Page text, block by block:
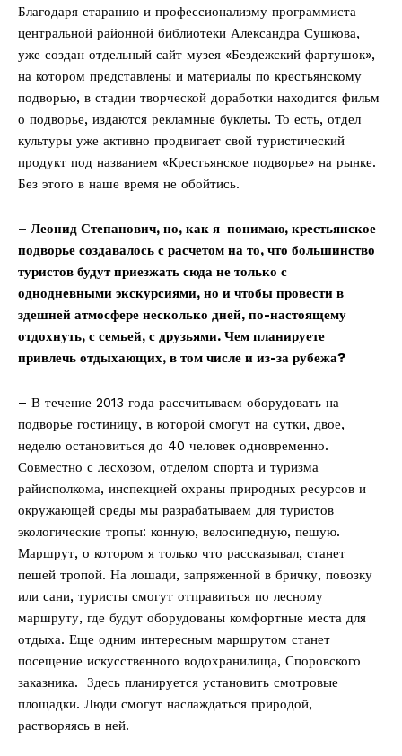
Благодаря старанию и профессионализму программиста
центральной районной библиотеки Александра Сушкова,
уже создан отдельный сайт музея «Бездежский фартушок»,
на котором представлены и материалы по крестьянскому
подворью, в стадии творческой доработки находится фильм
о подворье, издаются рекламные буклеты. То есть, отдел
культуры уже активно продвигает свой туристический
продукт под названием «Крестьянское подворье» на рынке.
Без этого в наше время не обойтись.
– Леонид Степанович, но, как я понимаю, крестьянское
подворье создавалось с расчетом на то, что большинство
туристов будут приезжать сюда не только с
однодневными экскурсиями, но и чтобы провести в
здешней атмосфере несколько дней, по-настоящему
отдохнуть, с семьей, с друзьями. Чем планируете
привлечь отдыхающих, в том числе и из-за рубежа?
– В течение 2013 года рассчитываем оборудовать на
подворье гостиницу, в которой смогут на сутки, двое,
неделю остановиться до 40 человек одновременно.
Совместно с лесхозом, отделом спорта и туризма
райисполкома, инспекцией охраны природных ресурсов и
окружающей среды мы разрабатываем для туристов
экологические тропы: конную, велосипедную, пешую.
Маршрут, о котором я только что рассказывал, станет
пешей тропой. На лошади, запряженной в бричку, повозку
или сани, туристы смогут отправиться по лесному
маршруту, где будут оборудованы комфортные места для
отдыха. Еще одним интересным маршрутом станет
посещение искусственного водохранилища, Споровского
заказника. Здесь планируется установить смотровые
площадки. Люди смогут наслаждаться природой,
растворяясь в ней.